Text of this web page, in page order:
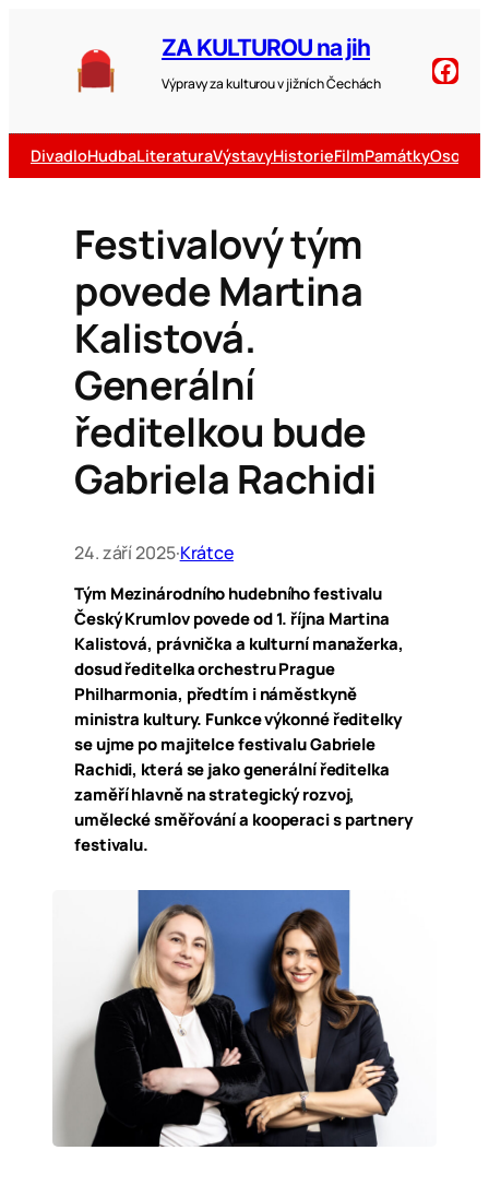
ZA KULTUROU na jih
Výpravy za kulturou v jižních Čechách
DivadloHudbaLiteraturaVýstavyHistorieFilmPamátky
Festivalový tým
povede Martina
Kalistová.
Generální
ředitelkou bude
Gabriela Rachidi
24. září 2025·Krátce
Tým Mezinárodního hudebního festivalu
Český Krumlov povede od 1. října Martina
Kalistová, právnička a kulturní manažerka,
dosud ředitelka orchestru Prague
Philharmonia, předtím i náměstkyně
ministra kultury. Funkce výkonné ředitelky
se ujme po majitelce festivalu Gabriele
Rachidi, která se jako generální ředitelka
zaměří hlavně na strategický rozvoj,
umělecké směřování a kooperaci s partnery
festivalu.